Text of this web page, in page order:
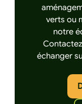
verts ou
notre
échanger